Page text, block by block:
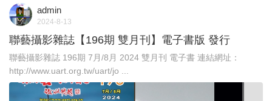
admin
2024-8-13
聯藝攝影雜誌【196期 雙月刊】電子書版 發行
聯藝攝影雜誌 196期 7月/8月 2024 雙月刊 電子書 連結網址：
http://www.uart.org.tw/uart/jo ...